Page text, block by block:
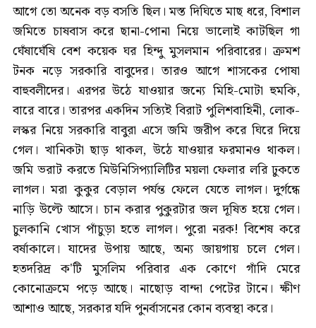
আগে তো অনেক বড় বসতি ছিল। মস্ত দিঘিতে মাছ ধরে, বিশাল
জমিতে চাষবাস করে ছানা-পোনা নিয়ে ভালোই কাটছিল গা
ঘেঁষাঘেঁষি বেশ কয়েক ঘর হিন্দু মুসলমান পরিবারের। ক্রমশ
টনক নড়ে সরকারি বাবুদের। তারও আগে শাসকের পোষা
বাহুবলীদের। এরপর উঠে যাওয়ার জন্যে মিহি-মোটা হুমকি,
বারে বারে। তারপর একদিন সত্যিই বিরাট পুলিশবাহিনী, লোক-
লস্কর নিয়ে সরকারি বাবুরা এসে জমি জরীপ করে ঘিরে দিয়ে
গেল। খানিকটা ছাড় থাকল, উঠে যাওয়ার ফরমানও থাকল।
জমি ভরাট করতে মিউনিসিপ্যালিটির ময়লা ফেলার লরি ঢুকতে
লাগল। মরা কুকুর বেড়াল পর্যন্ত ফেলে যেতে লাগল। দুর্গন্ধে
নাড়ি উল্টে আসে। চান করার পুকুরটার জল দূষিত হয়ে গেল।
চুলকানি খোস পাঁচুড়া হতে লাগল। পুরো নরক! বিশেষ করে
বর্ষাকালে। যাদের উপায় আছে, অন্য জায়গায় চলে গেল।
হতদরিদ্র ক'টি মুসলিম পরিবার এক কোণে গাঁদি মেরে
কোনোক্রমে পড়ে আছে। নাছোড় বান্দা পেটের টানে। ক্ষীণ
আশাও আছে, সরকার যদি পুনর্বাসনের কোন ব্যবস্থা করে।